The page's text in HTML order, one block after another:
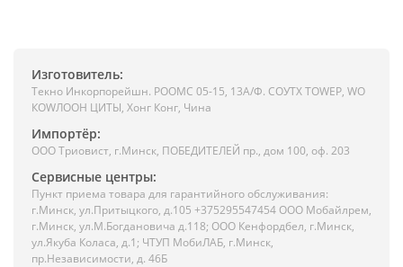
Изготовитель:
Текно Инкорпорейшн. РООМС 05-15, 13А/Ф. СОУТХ ТОWЕР, WО
КОWЛООН ЦИТЫ, Хонг Конг, Чина
Импортёр:
ООО Триовист, г.Минск, ПОБЕДИТЕЛЕЙ пр., дом 100, оф. 203
Сервисные центры:
Пункт приема товара для гарантийного обслуживания:
г.Минск, ул.Притыцкого, д.105 +375295547454 ООО Мобайлрем,
г.Минск, ул.М.Богдановича д.118; ООО Кенфордбел, г.Минск,
ул.Якуба Коласа, д.1; ЧТУП МобиЛАБ, г.Минск,
пр.Независимости, д. 46Б